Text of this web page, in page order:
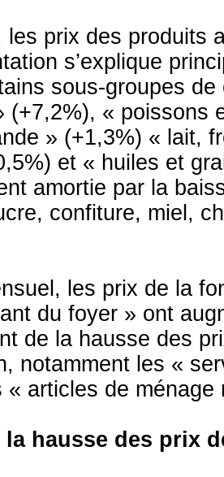
les prix des produits
s’explique
sous-groupes
(+7,2%), « poissons
» (+1,3%) « lait,
et « huiles et
amortie par la
confiture, miel,
les prix de la
du foyer » ont
de la hausse des
notamment les «
« articles de
la hausse des prix